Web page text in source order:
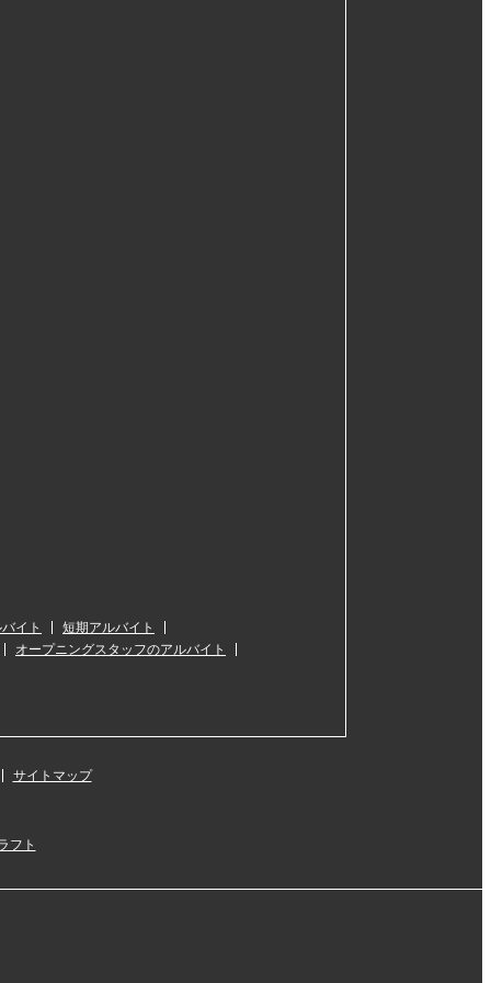
イト
短期アルバイト
オープニングスタッフのアルバイト
サイトマップ
フト